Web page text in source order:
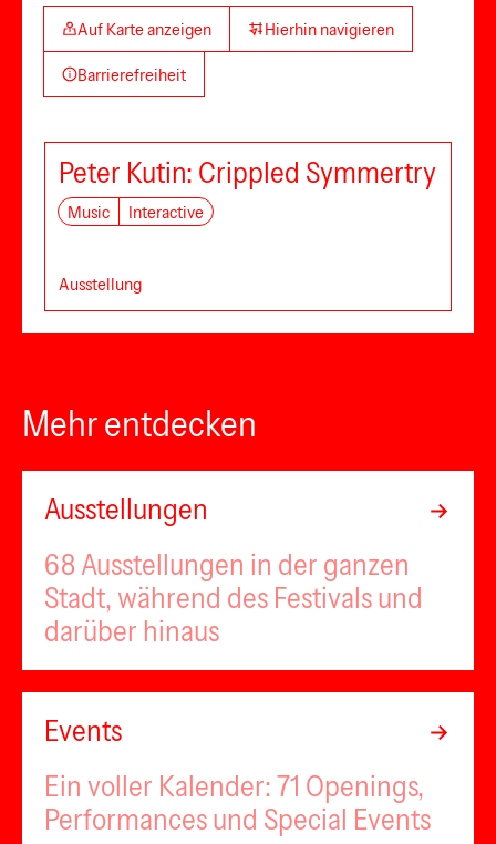
Auf Karte anzeigen Hierhin navigieren
Barrierefreiheit
Peter Kutin: Crippled Symmertry
Music Interactive
Ausstellung
Mehr entdecken
Ausstellungen
68 Ausstellungen in der ganzen
Stadt, während des Festivals und
darüber hinaus
Events
Ein voller Kalender: 71 Openings,
Performances und Special Events